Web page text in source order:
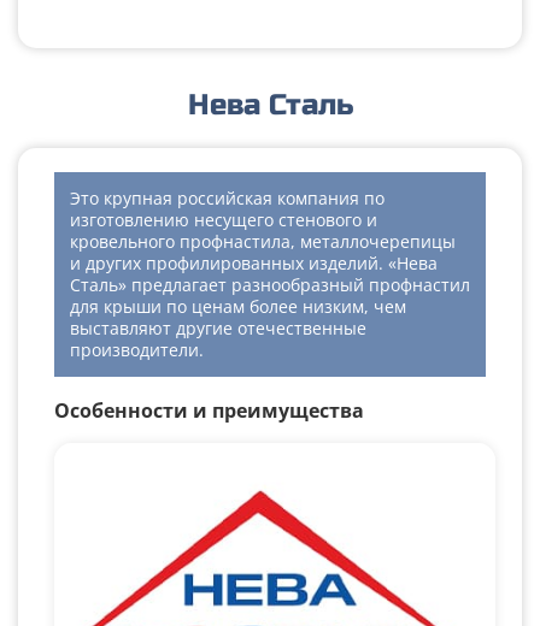
Нева Сталь
Это крупная российская компания по
изготовлению несущего стенового и
кровельного профнастила, металлочерепицы
и других профилированных изделий. «Нева
Сталь» предлагает разнообразный профнастил
для крыши по ценам более низким, чем
выставляют другие отечественные
производители.
Особенности и преимущества